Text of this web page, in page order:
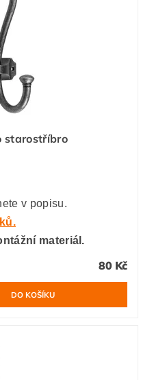
starostříbro
v popisu.
materiál.
80 Kč